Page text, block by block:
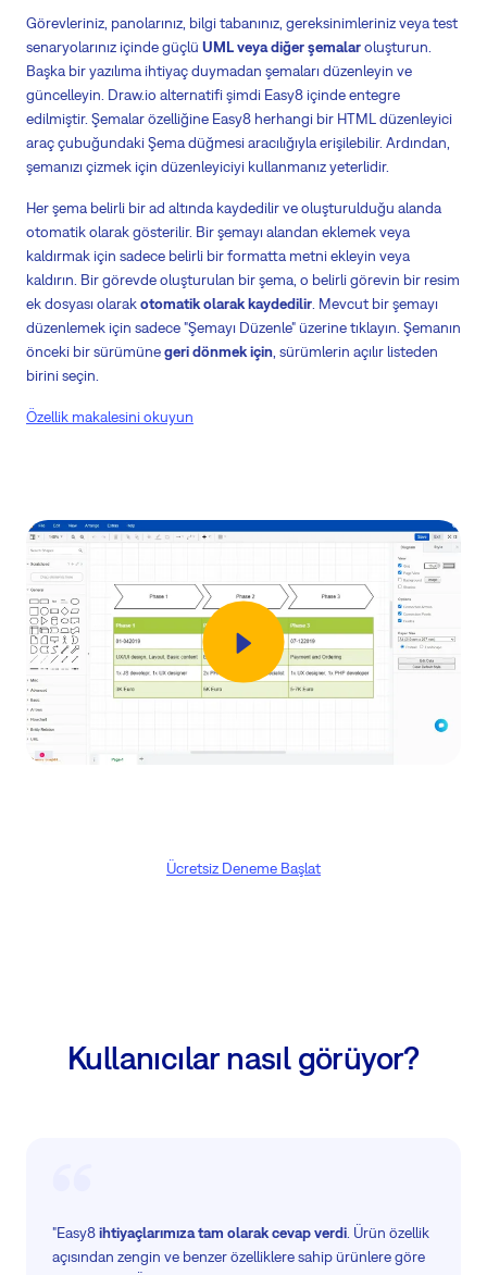
Görevleriniz, panolarınız, bilgi tabanınız, gereksinimleriniz veya test
senaryolarınız içinde güçlü UML veya diğer şemalaroluşturun.
Başka bir yazılıma ihtiyaç duymadan şemaları düzenleyin ve
güncelleyin. Draw.io alternatifi şimdi Easy8 içinde entegre
edilmiştir. Şemalar özelliğine Easy8 herhangi bir HTML düzenleyici
araç çubuğundaki Şema düğmesi aracılığıyla erişilebilir. Ardından,
şemanızı çizmek için düzenleyiciyi kullanmanız yeterlidir.
Her şema belirli bir ad altında kaydedilir ve oluşturulduğu alanda
otomatik olarak gösterilir. Bir şemayı alandan eklemek veya
kaldırmak için sadece belirli bir formatta metni ekleyin veya
kaldırın. Bir görevde oluşturulan bir şema, o belirli görevin bir resim
ek dosyası olarakotomatik olarak kaydedilir . Mevcut bir şemayı
düzenlemek için sadece "Şemayı Düzenle" üzerine tıklayın. Şemanın
önceki bir sürümünegeri dönmek için , sürümlerin açılır listeden
birini seçin.
Özellik makalesini okuyun
Ücretsiz Deneme Başlat
Kullanıcılar nasıl görüyor?
"Easy8ihtiyaçlarımıza tam olarak cevap verdi . Ürün özellik
açısından zengin ve benzer özelliklere sahip ürünlere göre